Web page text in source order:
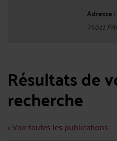
Adresse :
75011
Résultats de
recherche
< Voir toutes les publications